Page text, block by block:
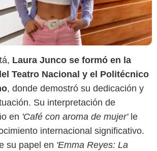
Laura Junco se formó en la
Teatro Nacional y el Politécnico
, donde demostró su dedicación y
Su interpretación de
en 'Café con aroma de mujer'le
internacional significativo.
su papel en 'Emma Reyes: La
RTVC Play